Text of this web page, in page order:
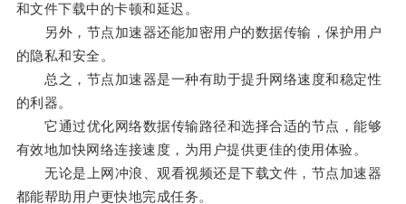
和文件下载中的卡顿和延迟。
另外，节点加速器还能加密用户的数据传输，保护用户
的隐私和安全。
总之，节点加速器是一种有助于提升网络速度和稳定性
的利器。
它通过优化网络数据传输路径和选择合适的节点，能够
有效地加快网络连接速度，为用户提供更佳的使用体验。
无论是上网冲浪、观看视频还是下载文件，节点加速器
都能帮助用户更快地完成任务。